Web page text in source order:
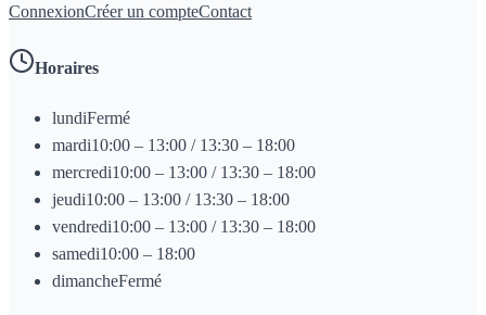
ConnexionCréer un compteContact
Horaires
lundiFermé
mardi10:00 – 13:00 / 13:30 – 18:00
mercredi10:00 – 13:00 / 13:30 – 18:00
jeudi10:00 – 13:00 / 13:30 – 18:00
vendredi10:00 – 13:00 / 13:30 – 18:00
samedi10:00 – 18:00
dimancheFermé